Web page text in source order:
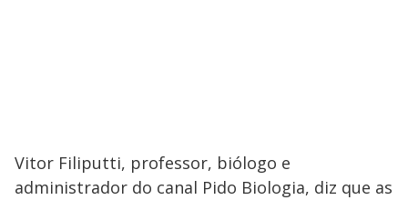
Vitor Filiputti, professor, biólogo e
administrador do canal Pido Biologia, diz que as